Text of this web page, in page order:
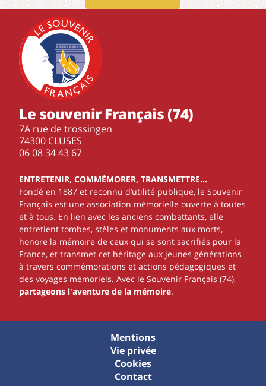
Le souvenir Français (74)
7A rue de trossingen
74300 CLUSES
‭06 08 34 43 67‬
ENTRETENIR, COMMÉMORER, TRANSMETTRE…
Fondé en 1887 et reconnu d’utilité publique, le Souvenir
Français est une association mémorielle ouverte à toutes
et à tous. En lien avec les anciens combattants, elle
entretient tombes, stèles et monuments aux morts,
honore la mémoire de ceux qui se sont sacrifiés pour la
France, et transmet cet héritage aux jeunes générations
à travers commémorations et actions pédagogiques et
des voyages mémoriels. Avec le Souvenir Français (74),
partageons l'aventure de la mémoire.
Mentions
Vie privée
Cookies
Contact